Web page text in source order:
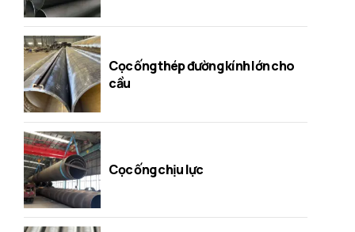
Cọc ống thép đường kính lớn cho
cầu
Cọc ống chịu lực